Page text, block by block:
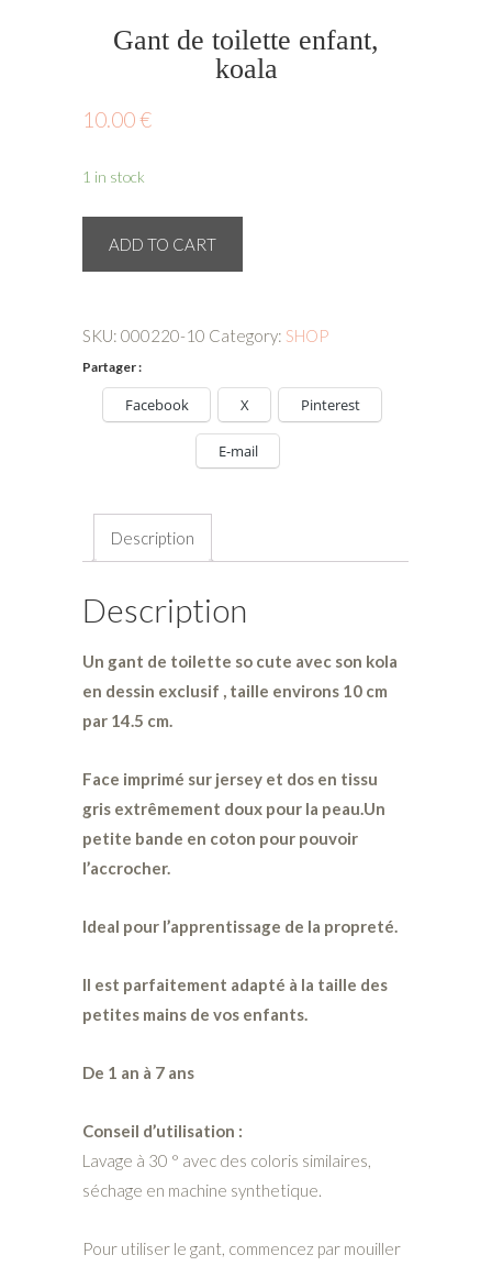
Gant de toilette enfant,
koala
10.00€
1 in stock
quantity
ADD TO CART
SKU:000220-10 Category: SHOP
Partager :
Facebook X Pinterest
E-mail
Description
Description
Un gant de toilette so cute avec son kola
en dessin exclusif , taille environs 10 cm
par 14.5 cm.
Face imprimé sur jersey et dos en tissu
gris extrêmement doux pour la peau.Un
petite bande en coton pour pouvoir
l’accrocher.
Ideal pour l’apprentissage de la propreté.
Il est parfaitement adapté à la taille des
petites mains de vos enfants.
De 1 an à 7 ans
Conseil d’utilisation :
Lavage à 30 ° avec des coloris similaires,
séchage en machine synthetique.
Pour utiliser le gant, commencez par mouiller